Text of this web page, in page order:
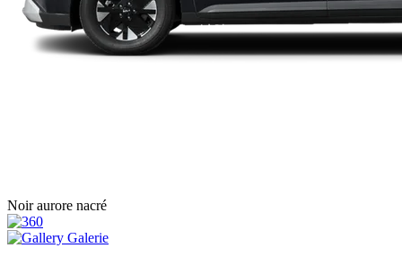
Noir aurore nacré
Galerie